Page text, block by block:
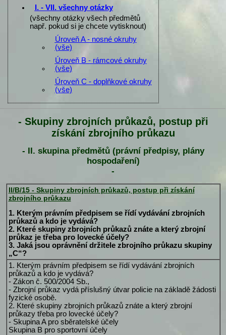
I. - VII. všechny otázky
(všechny otázky všech předmětů
např. pokud si je chcete vytisknout)
Úroveň A - nosné okruhy
(vše)
Úroveň B - rámcové okruhy
(vše)
Úroveň C - doplňkové okruhy
(vše)
- Skupiny zbrojních průkazů, postup při
získání zbrojního průkazu
- II. skupina předmětů (právní předpisy, plány
hospodaření)
-
II/B/15 - Skupiny zbrojních průkazů, postup při získání
zbrojního průkazu
1. Kterým právním předpisem se řídí vydávání zbrojních
průkazů a kdo je vydává?
2. Které skupiny zbrojních průkazů znáte a který zbrojní
průkaz je třeba pro lovecké účely?
3. Jaká jsou oprávnění držitele zbrojního průkazu skupiny
„C“?
1. Kterým právním předpisem se řídí vydávání zbrojních
průkazů a kdo je vydává?
- Zákon č. 500/2004 Sb.,
- Zbrojní průkaz vydá příslušný útvar policie na základě žádosti
fyzické osobě.
2. Které skupiny zbrojních průkazů znáte a který zbrojní
průkazy třeba pro lovecké účely?
- Skupina A pro sběratelské účely
Skupina B pro sportovní účely